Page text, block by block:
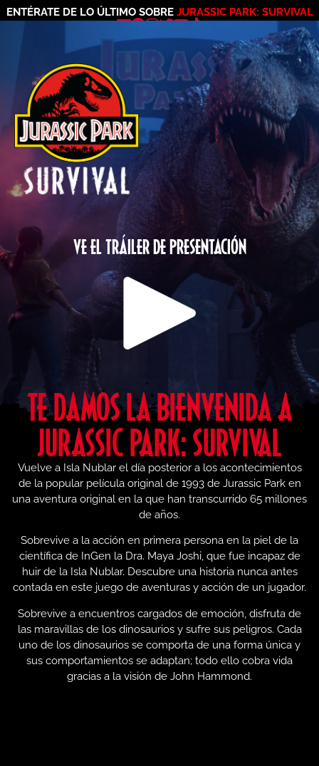
ENTÉRATE DE LO ÚLTIMO SOBRE JURASSIC PARK: SURVIVAL
VE EL TRÁILER DE PRESENTACIÓN
TE DAMOS LA BIENVENIDA A
JURASSIC PARK: SURVIVAL
Vuelve a Isla Nublar el día posterior a los acontecimientos
de la popular película original de 1993 de Jurassic Park en
una aventura original en la que han transcurrido 65 millones
de años.
Sobrevive a la acción en primera persona en la piel de la
científica de InGen la Dra. Maya Joshi, que fue incapaz de
huir de la Isla Nublar. Descubre una historia nunca antes
contada en este juego de aventuras y acción de un jugador.
Sobrevive a encuentros cargados de emoción, disfruta de
las maravillas de los dinosaurios y sufre sus peligros. Cada
uno de los dinosaurios se comporta de una forma única y
sus comportamientos se adaptan; todo ello cobra vida
gracias a la visión de John Hammond.